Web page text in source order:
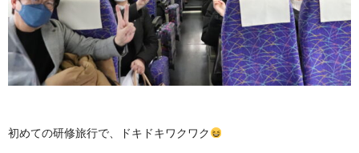
初めての研修旅行で、ドキドキワクワク